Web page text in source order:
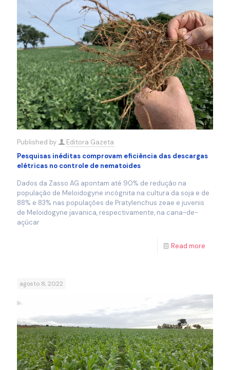
Published by
Editora Gazeta
Pesquisas inéditas comprovam eficiência das descargas
elétricas no controle de nematoides
Dados da Zasso AG apontam até 90% de redução na
população de Meloidogyne incógnita na cultura da soja e de
88% e 83% nas populações de Pratylenchus zeae e juvenis
de Meloidogyne javanica, respectivamente, na cana-de-
açúcar
Read more
agosto 8, 2022